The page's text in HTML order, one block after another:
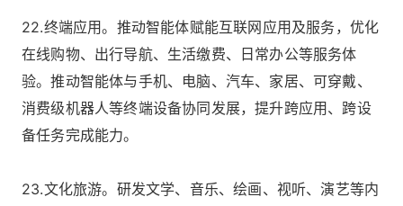
22.终端应用。推动智能体赋能互联网应用及服务，优化
在线购物、出行导航、生活缴费、日常办公等服务体
验。推动智能体与手机、电脑、汽车、家居、可穿戴、
消费级机器人等终端设备协同发展，提升跨应用、跨设
备任务完成能力。
23.文化旅游。研发文学、音乐、绘画、视听、演艺等内